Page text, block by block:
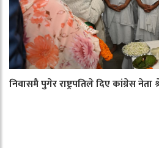
निवासमै पुगेर राष्ट्रपतिले दिए कांग्रेस नेता